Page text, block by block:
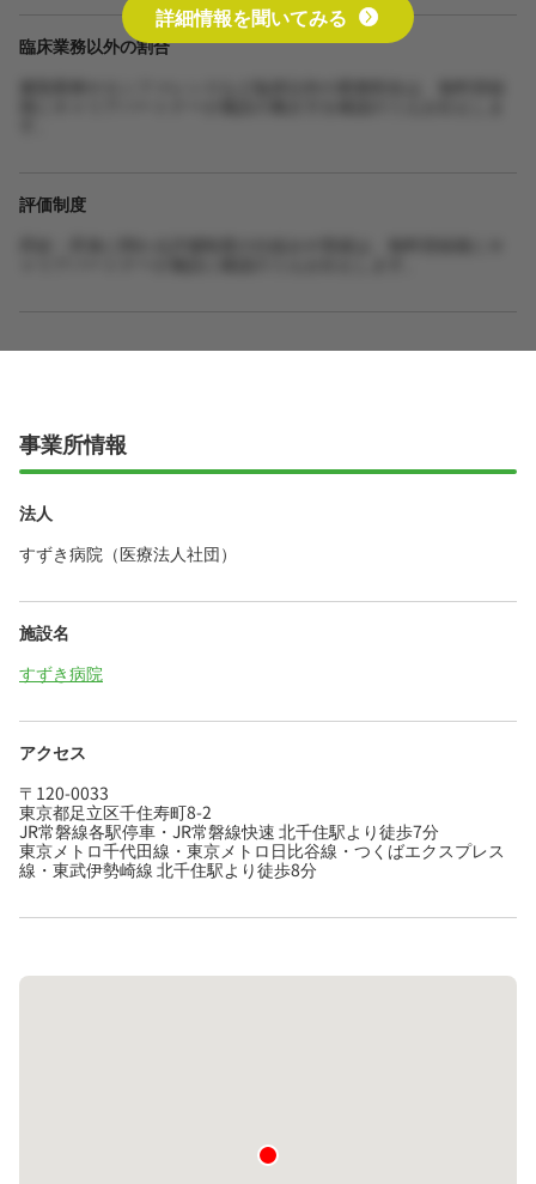
臨床業務以外の割合
評価制度
詳細情報を聞いてみる
事業所情報
法人
すずき病院（医療法人社団）
施設名
すずき病院
アクセス
〒120-0033
東京都足立区千住寿町8-2
JR常磐線各駅停車・JR常磐線快速 北千住駅より徒歩7分
東京メトロ千代田線・東京メトロ日比谷線・つくばエクスプレス
線・東武伊勢崎線 北千住駅より徒歩8分